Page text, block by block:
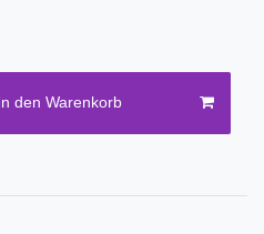
den Warenkorb